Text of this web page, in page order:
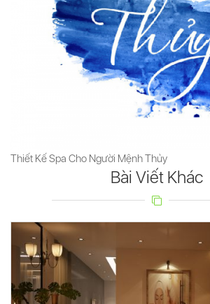
Thiết Kế Spa Cho Người Mệnh Thủy
Bài Viết Khác